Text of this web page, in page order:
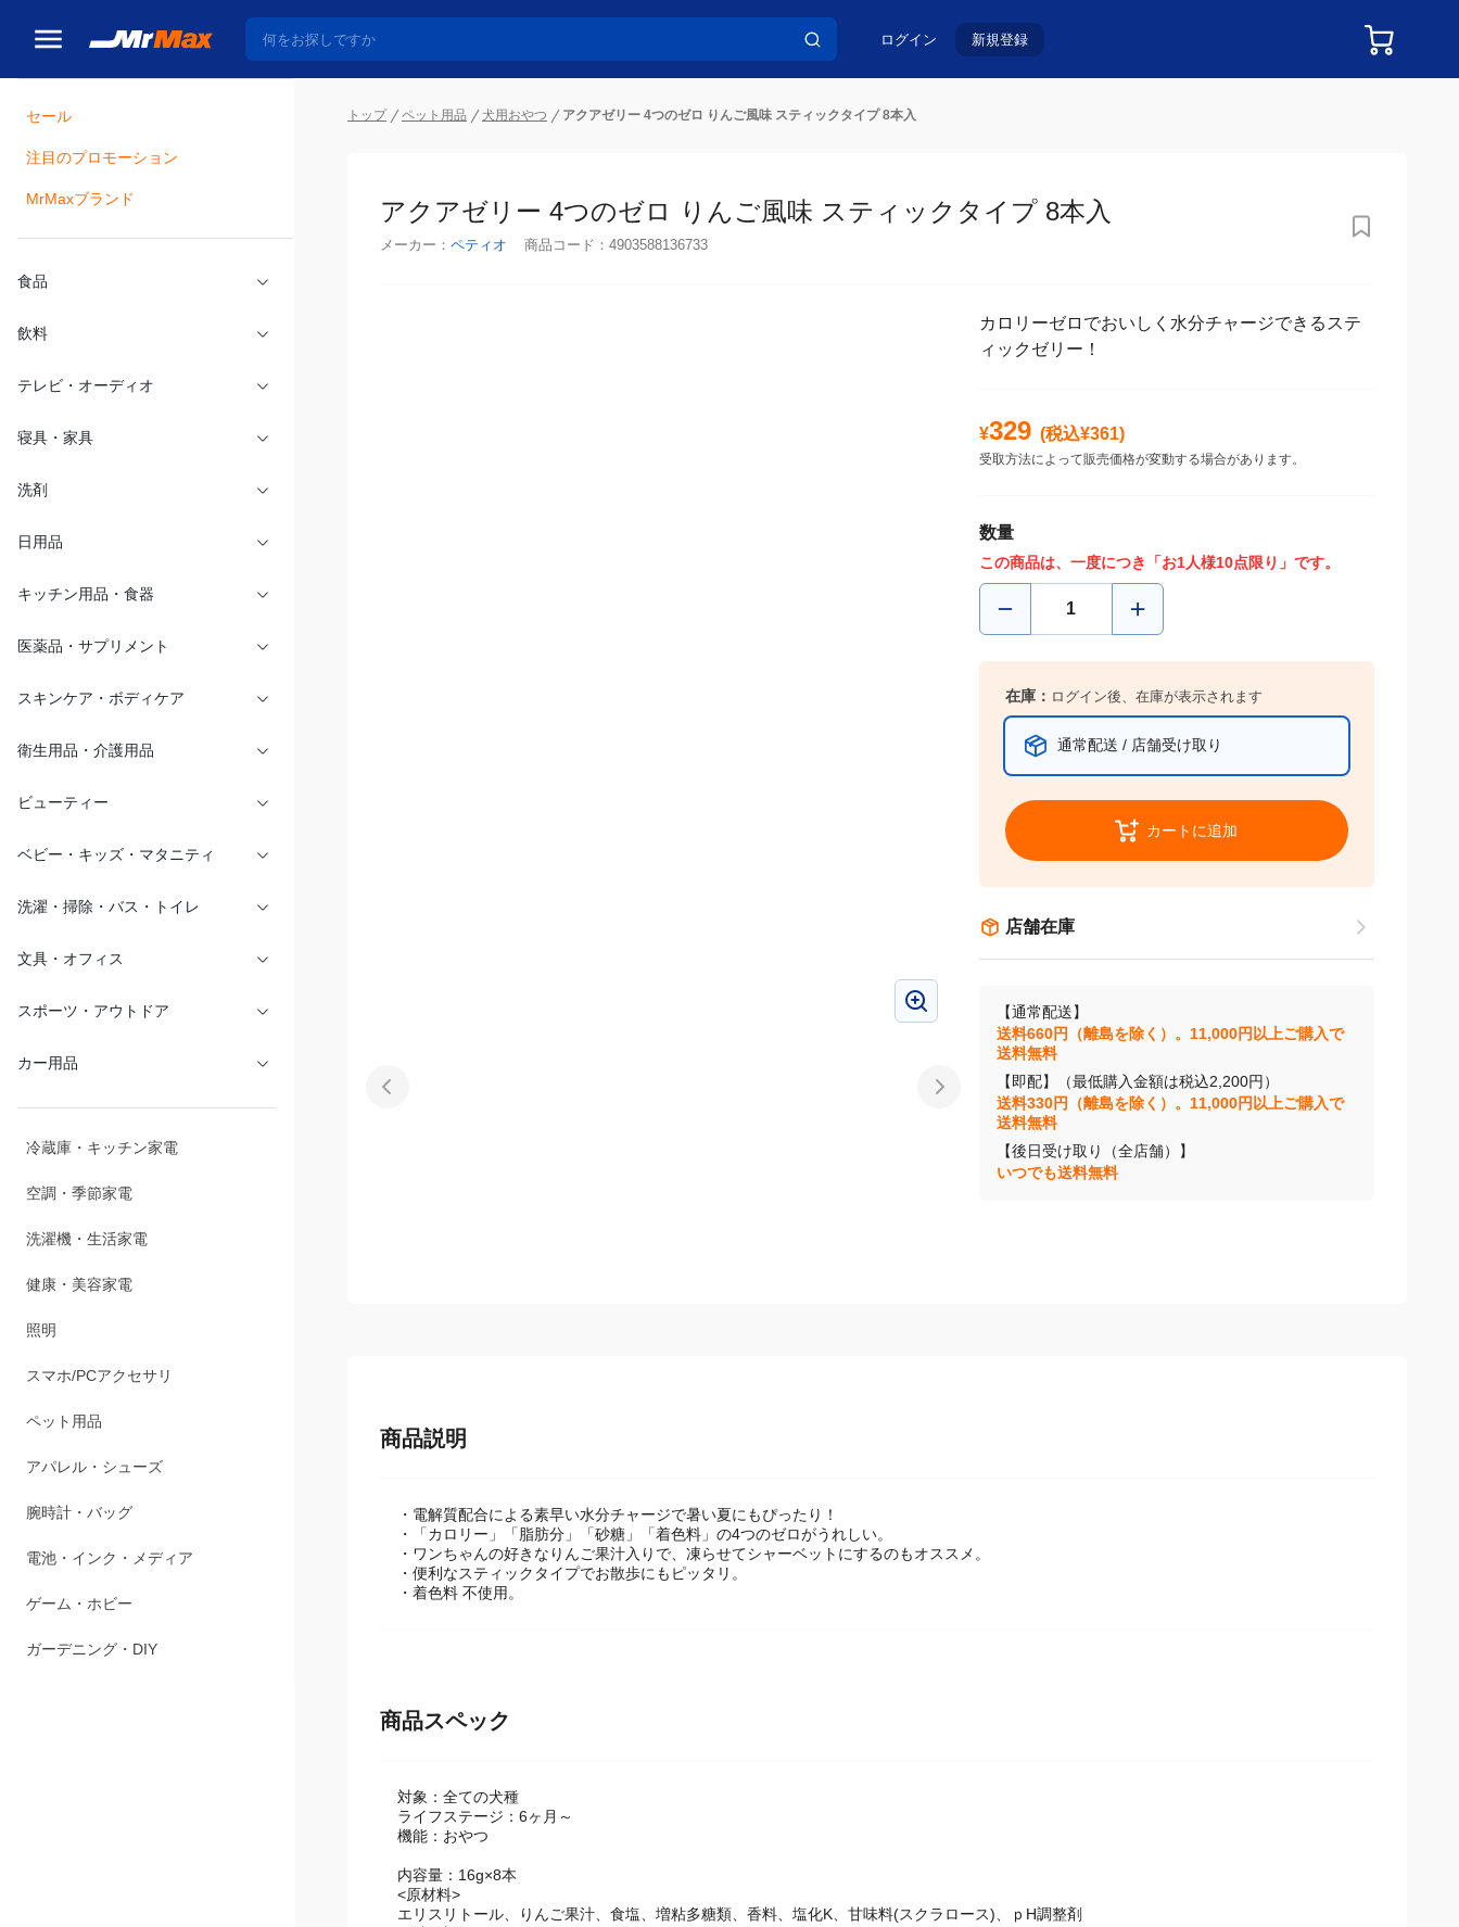
ログイン 新規登録
セール
注目のプロモーション
MrMaxブランド
食品
飲料
テレビ・オーディオ
寝具・家具
洗剤
日用品
キッチン用品・食器
医薬品・サプリメント
スキンケア・ボディケア
衛生用品・介護用品
ビューティー
ベビー・キッズ・マタニティ
洗濯・掃除・バス・トイレ
文具・オフィス
スポーツ・アウトドア
カー用品
冷蔵庫・キッチン家電
空調・季節家電
洗濯機・生活家電
健康・美容家電
照明
スマホ/PCアクセサリ
ペット用品
アパレル・シューズ
腕時計・バッグ
電池・インク・メディア
ゲーム・ホビー
ガーデニング・DIY
トップ ペット用品 犬用おやつ アクアゼリー 4つのゼロ りんご風味 スティックタイプ 8本入
アクアゼリー 4つのゼロ りんご風味 スティックタイプ 8本入
メーカー： ペティオ 商品コード： 4903588136733
カロリーゼロでおいしく水分チャージできるステ
ィックゼリー！
¥329 (税込¥361)
受取方法によって販売価格が変動する場合があります。
数量
この商品は、一度につき「お1人様10点限り」です。
在庫： ログイン後、在庫が表示されます
通常配送 / 店舗受け取り
カートに追加
店舗在庫
【通常配送】
送料660円（離島を除く）。11,000円以上ご購入で
送料無料
【即配】（最低購入金額は税込2,200円）
送料330円（離島を除く）。11,000円以上ご購入で
送料無料
【後日受け取り（全店舗）】
いつでも送料無料
商品説明
・電解質配合による素早い水分チャージで暑い夏にもぴったり！
・「カロリー」「脂肪分」「砂糖」「着色料」の4つのゼロがうれしい。
・ワンちゃんの好きなりんご果汁入りで、凍らせてシャーベットにするのもオススメ。
・便利なスティックタイプでお散歩にもピッタリ。
・着色料 不使用。
商品スペック
対象：全ての犬種
ライフステージ：6ヶ月～
機能：おやつ
内容量：16g×8本
<原材料>
エリスリトール、りんご果汁、食塩、増粘多糖類、香料、塩化K、甘味料(スクラロース)、ｐH調整剤